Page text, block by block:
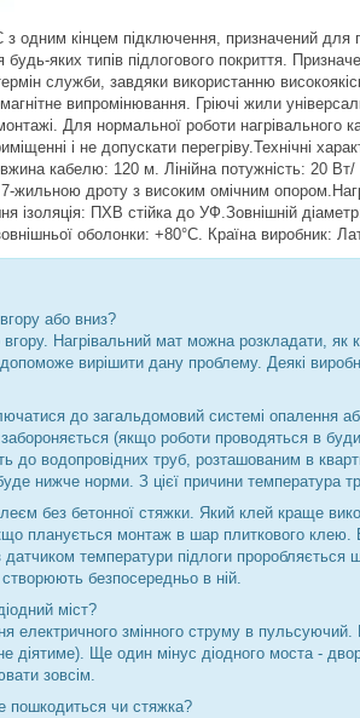
одним кінцем підключення, призначений для
яких типів підлогового покриття.
служби, завдяки використанню
випромінювання. Гріючі жили
Для нормальної роботи нагрівального
і не допускати перегріву.Технічні
кабелю: 120 м. Лінійна потужність: 20
жильною дроту з високим омічним
ізоляція: ПХВ стійка до УФ.Зовнішній
оболонки: +80°С. Країна виробник:
або вниз?
Нагрівальний мат можна розкладати, як
вирішити дану проблему. Деякі
до загальдомовий системі опалення
забороняється (якщо роботи проводяться в
до водопровідних труб, розташованим в
нижче норми. З цієї причини температура
без бетонної стяжки. Який клей краще
планується монтаж в шар плиткового
температури підлоги
безпосередньо в ній.
міст?
електричного змінного струму в
діятиме). Ще один мінус діодного моста -
зовсім.
пошкодиться чи стяжка?